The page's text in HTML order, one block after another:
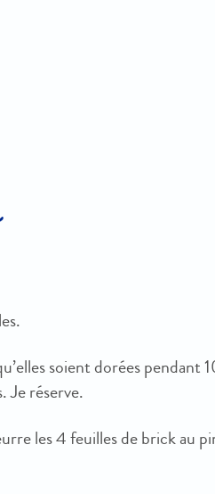
soient dorées pendant
Je réserve.
les 4 feuilles de brick au